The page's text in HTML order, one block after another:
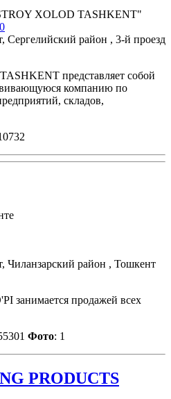
Сергелийский район , 3-й проезд
представляет собой
компанию по
складов,
Чиланзарский район , Тошкент
занимается продажей всех
Фото: 1
PRODUCTS